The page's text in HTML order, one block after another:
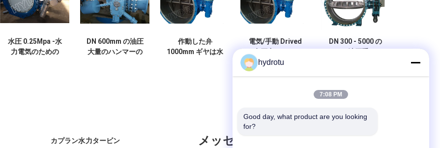
水圧 0.25Mpa -水
力電気のための
DN 600mm の油圧
大量のハンマーの
作動した弁
1000mm ギヤは水
電気/手動 Drived
-水力電気のための
2.5 Mpa の蝶フラ
DN 300 - 5000 の
たようになりまし
カプラン水力タービン メッセージ
hydrotu
7:08 PM
Good day, what product are you looking
for?